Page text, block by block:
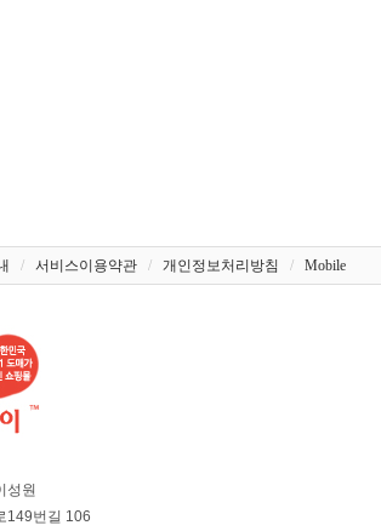
/ 서비스이용약관 / 개인정보처리방침 / Mobile
성원
149번길 106